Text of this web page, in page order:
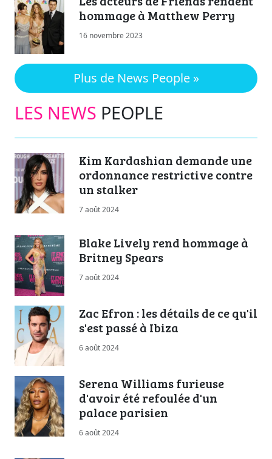
hommage à Matthew Perry
16 novembre 2023
Plus de News People »
LES NEWS PEOPLE
Kim Kardashian demande une
ordonnance restrictive contre
un stalker
7 août 2024
Blake Lively rend hommage à
Britney Spears
7 août 2024
Zac Efron : les détails de ce qu'il
s'est passé à Ibiza
6 août 2024
Serena Williams furieuse
d'avoir été refoulée d'un
palace parisien
6 août 2024